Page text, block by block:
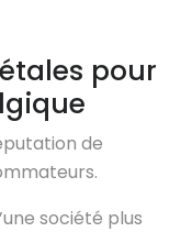
pour
de
société plus